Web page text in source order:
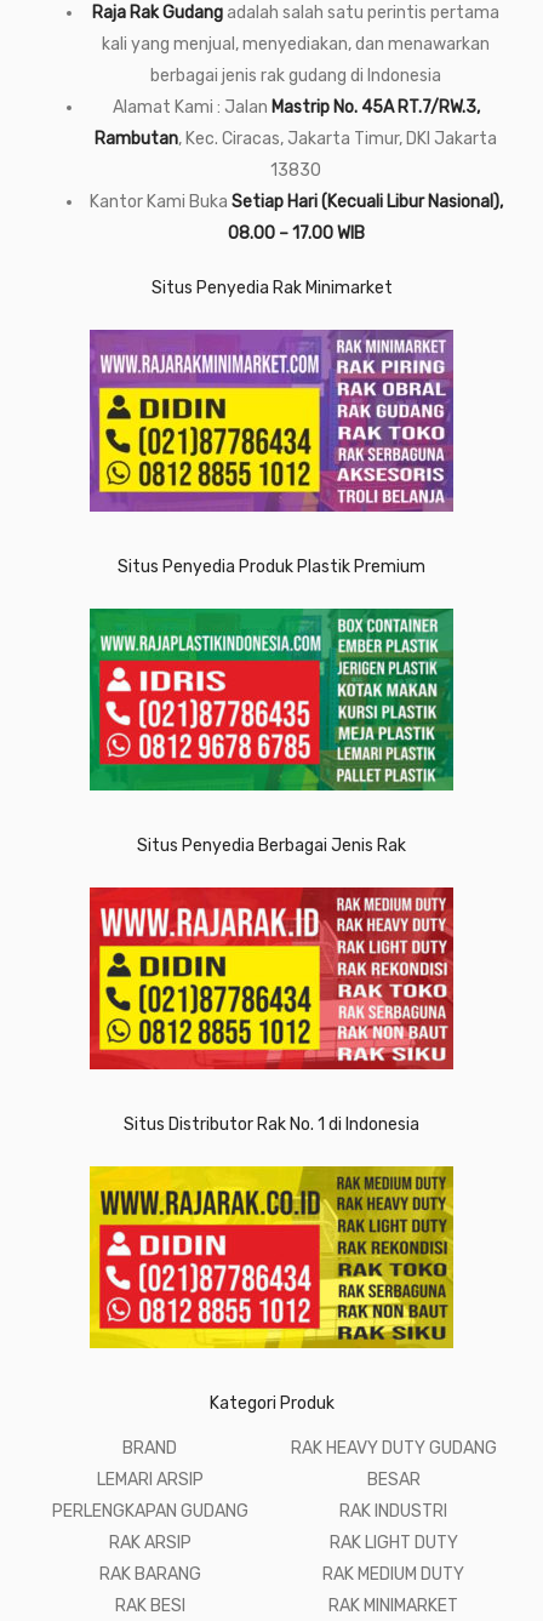
Raja Rak Gudangadalah salah satu perintis pertama
kali yang menjual, menyediakan, dan menawarkan
berbagai jenis rak gudang di Indonesia
Alamat Kami : Jalan Mastrip No. 45A RT.7/RW.3,
Rambutan, Kec. Ciracas, Jakarta Timur, DKI Jakarta
13830
Kantor Kami Buka Setiap Hari (Kecuali Libur Nasional),
08.00 – 17.00 WIB
Situs Penyedia Rak Minimarket
Situs Penyedia Produk Plastik Premium
Situs Penyedia Berbagai Jenis Rak
Situs Distributor Rak No. 1 di Indonesia
Kategori Produk
BRAND
LEMARI ARSIP
PERLENGKAPAN GUDANG
RAK ARSIP
RAK BARANG
RAK BESI
RAK HEAVY DUTY GUDANG
BESAR
RAK INDUSTRI
RAK LIGHT DUTY
RAK MEDIUM DUTY
RAK MINIMARKET